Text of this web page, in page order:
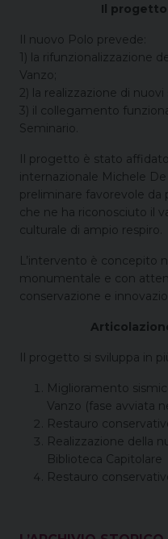
Il
Il nuovo Polo prevede:
1) la rifunzionalizzazione
Vanzo;
2) la realizzazione di
3) il collegamento
Seminario.
Il progetto è stato
internazionale Michele
preliminare favorevole da
che ne ha riconosciuto il
culturale di ampio respiro.
L’intervento è concepito
monumentale e con
conservazione e
Il progetto si sviluppa in
Miglioramento
Vanzo (fase avviata
Restauro
Realizzazione della
Biblioteca Capitolare
Restauro